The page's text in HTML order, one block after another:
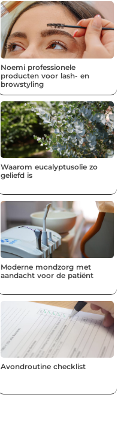
Noemi professionele
producten voor lash- en
browstyling
Waarom eucalyptusolie zo
geliefd is
Moderne mondzorg met
aandacht voor de patiënt
Avondroutine checklist